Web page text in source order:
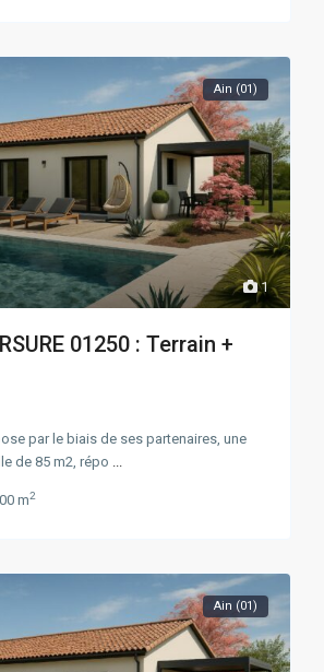
1
Ain (01)
01250 : Terrain +
par le biais de ses partenaires, une
de 85 m2, répo
m2
Ain (01)